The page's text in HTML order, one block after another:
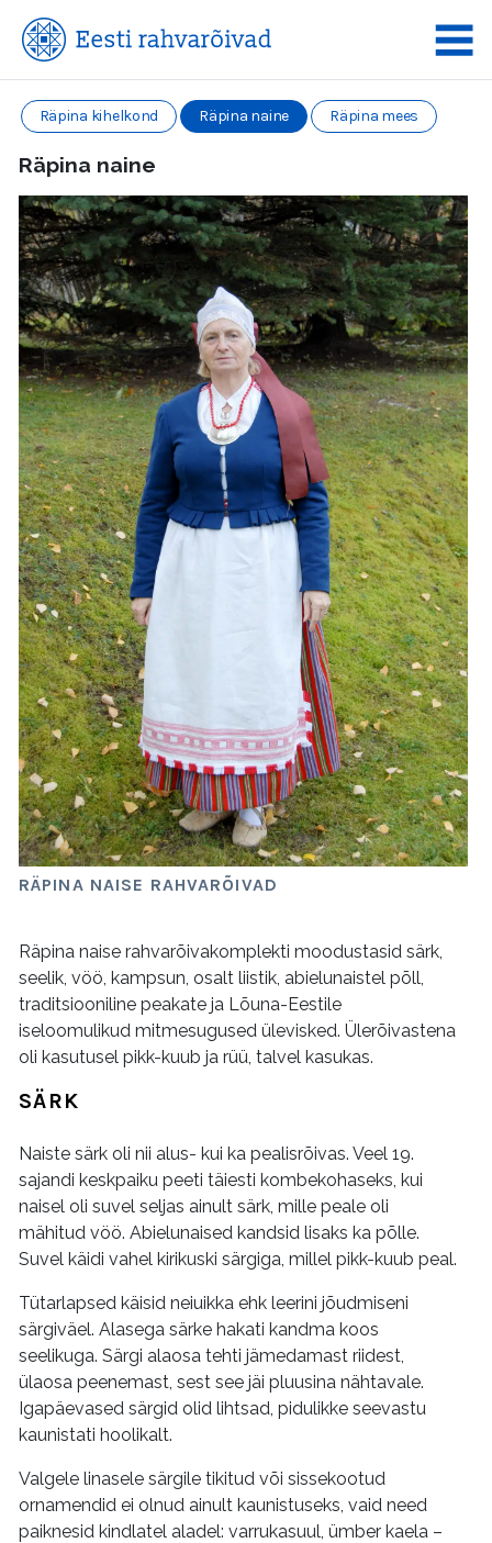
Räpina kihelkond Räpina naine Räpina mees
Räpina naine
RÄPINA NAISE RAHVARÕIVAD
Räpina naise rahvarõivakomplekti moodustasid särk,
seelik, vöö, kampsun, osalt liistik, abielunaistel põll,
traditsiooniline peakate ja Lõuna-Eestile
iseloomulikud mitmesugused ülevisked. Ülerõivastena
oli kasutusel pikk-kuub ja rüü, talvel kasukas.
SÄRK
Naiste särk oli nii alus- kui ka pealisrõivas. Veel 19.
sajandi keskpaiku peeti täiesti kombekohaseks, kui
naisel oli suvel seljas ainult särk, mille peale oli
mähitud vöö. Abielunaised kandsid lisaks ka põlle.
Suvel käidi vahel kirikuski särgiga, millel pikk-kuub peal.
Tütarlapsed käisid neiuikka ehk leerini jõudmiseni
särgiväel. Alasega särke hakati kandma koos
seelikuga. Särgi alaosa tehti jämedamast riidest,
ülaosa peenemast, sest see jäi pluusina nähtavale.
Igapäevased särgid olid lihtsad, pidulikke seevastu
kaunistati hoolikalt.
Valgele linasele särgile tikitud või sissekootud
ornamendid ei olnud ainult kaunistuseks, vaid need
paiknesid kindlatel aladel: varrukasuul, ümber kaela –